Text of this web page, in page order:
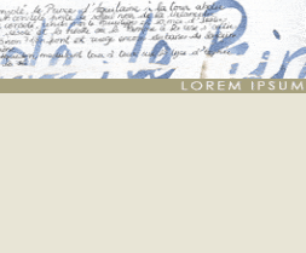
texts for webdesigners or graphic artists -
random texts